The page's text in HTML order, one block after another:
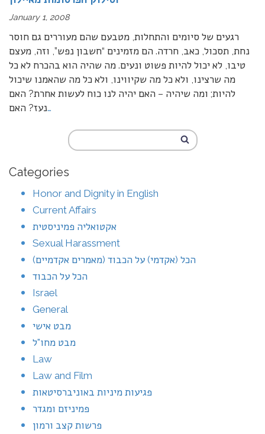
January 1, 2008
רגעים של סיומים והתחלות, מטבעם שהם מעוררים גם חוסר
נחת, תסכול, כאב, חרדה. הם מזמינים “חשבון נפש”, וזה, מעצם
טיבו, לא יכול להיות פשוט ונעים. מה שהיה הוא בהכרח לא כל
מה שרצינו, ולא כל מה שקיווינו, ולא כל מה שהאמנו שיכול
להיות; ומה שיהיה – האם יהיה לנו כוח לעשות אחרת? האם
נעז? האם…
Categories
Honor and Dignity in English
Current Affairs
אקטואליה פמיניסטית
Sexual Harassment
הכל (אקדמי) על הכבוד (מאמרים אקדמיים)
הכל על הכבוד
Israel
General
מבט אישי
מבט מחו"ל
Law
Law and Film
פגיעות מיניות באוניברסיטאות
פמיניזם ומגדר
פרשות קצב ורמון